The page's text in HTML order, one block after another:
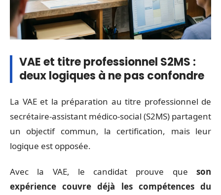
VAE et titre professionnel S2MS :
deux logiques à ne pas confondre
La VAE et la préparation au titre professionnel de
secrétaire-assistant médico-social (S2MS) partagent
un objectif commun, la certification, mais leur
logique est opposée.
Avec la VAE, le candidat prouve que son
expérience couvre déjà les compétences du